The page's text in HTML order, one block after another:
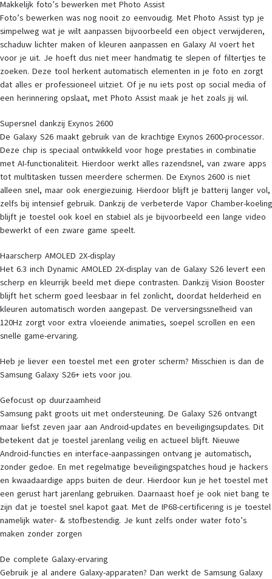
Makkelijk foto’s bewerken met Photo Assist
Foto’s bewerken was nog nooit zo eenvoudig. Met Photo Assist typ je
simpelweg wat je wilt aanpassen bijvoorbeeld een object verwijderen,
schaduw lichter maken of kleuren aanpassen en Galaxy AI voert het
voor je uit. Je hoeft dus niet meer handmatig te slepen of filtertjes te
zoeken. Deze tool herkent automatisch elementen in je foto en zorgt
dat alles er professioneel uitziet. Of je nu iets post op social media of
een herinnering opslaat, met Photo Assist maak je het zoals jij wil.
Supersnel dankzij Exynos 2600
De Galaxy S26 maakt gebruik van de krachtige Exynos 2600-processor.
Deze chip is speciaal ontwikkeld voor hoge prestaties in combinatie
met AI-functionaliteit. Hierdoor werkt alles razendsnel, van zware apps
tot multitasken tussen meerdere schermen. De Exynos 2600 is niet
alleen snel, maar ook energiezuinig. Hierdoor blijft je batterij langer vol,
zelfs bij intensief gebruik. Dankzij de verbeterde Vapor Chamber-koeling
blijft je toestel ook koel en stabiel als je bijvoorbeeld een lange video
bewerkt of een zware game speelt.
Haarscherp AMOLED 2X-display
Het 6.3 inch Dynamic AMOLED 2X-display van de Galaxy S26 levert een
scherp en kleurrijk beeld met diepe contrasten. Dankzij Vision Booster
blijft het scherm goed leesbaar in fel zonlicht, doordat helderheid en
kleuren automatisch worden aangepast. De verversingssnelheid van
120Hz zorgt voor extra vloeiende animaties, soepel scrollen en een
snelle game-ervaring.
Heb je liever een toestel met een groter scherm? Misschien is dan de
Samsung Galaxy S26+ iets voor jou.
Gefocust op duurzaamheid
Samsung pakt groots uit met ondersteuning. De Galaxy S26 ontvangt
maar liefst zeven jaar aan Android-updates en beveiligingsupdates. Dit
betekent dat je toestel jarenlang veilig en actueel blijft. Nieuwe
Android-functies en interface-aanpassingen ontvang je automatisch,
zonder gedoe. En met regelmatige beveiligingspatches houd je hackers
en kwaadaardige apps buiten de deur. Hierdoor kun je het toestel met
een gerust hart jarenlang gebruiken. Daarnaast hoef je ook niet bang te
zijn dat je toestel snel kapot gaat. Met de IP68-certificering is je toestel
namelijk water- & stofbestendig. Je kunt zelfs onder water foto’s
maken zonder zorgen
De complete Galaxy-ervaring
Gebruik je al andere Galaxy-apparaten? Dan werkt de Samsung Galaxy